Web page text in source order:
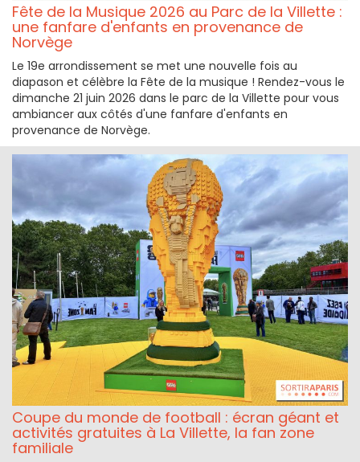
Fête de la Musique 2026 au Parc de la Villette :
une fanfare d'enfants en provenance de
Norvège
Le 19e arrondissement se met une nouvelle fois au
diapason et célèbre la Fête de la musique ! Rendez-vous le
dimanche 21 juin 2026 dans le parc de la Villette pour vous
ambiancer aux côtés d'une fanfare d'enfants en
provenance de Norvège.
Coupe du monde de football : écran géant et
activités gratuites à La Villette, la fan zone
familiale